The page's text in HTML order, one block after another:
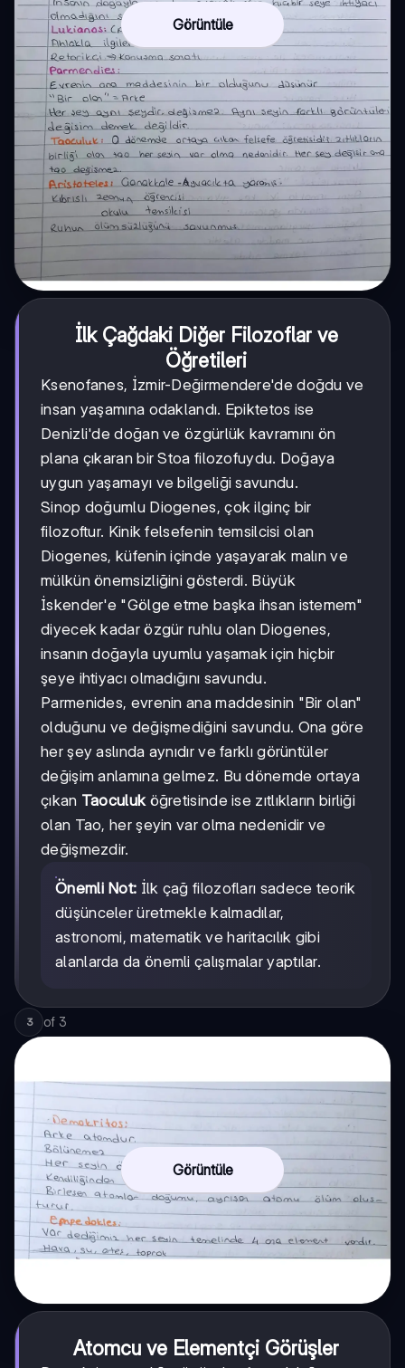
Görüntüle
İlk Çağdaki Diğer Filozoflar ve
Öğretileri
Ksenofanes, İzmir-Değirmendere'de doğdu ve
insan yaşamına odaklandı. Epiktetos ise
Denizli'de doğan ve özgürlük kavramını ön
plana çıkaran bir Stoa filozofuydu. Doğaya
uygun yaşamayı ve bilgeliği savundu.
Sinop doğumlu Diogenes, çok ilginç bir
filozoftur. Kinik felsefenin temsilcisi olan
Diogenes, küfenin içinde yaşayarak malın ve
mülkün önemsizliğini gösterdi. Büyük
İskender'e "Gölge etme başka ihsan istemem"
diyecek kadar özgür ruhlu olan Diogenes,
insanın doğayla uyumlu yaşamak için hiçbir
şeye ihtiyacı olmadığını savundu.
Parmenides, evrenin ana maddesinin "Bir olan"
olduğunu ve değişmediğini savundu. Ona göre
her şey aslında aynıdır ve farklı görüntüler
değişim anlamına gelmez. Bu dönemde ortaya
çıkan Taoculuköğretisinde ise zıtlıkların birliği
olan Tao, her şeyin var olma nedenidir ve
değişmezdir.
Önemli Not: İlk çağ filozofları sadece teorik
düşünceler üretmekle kalmadılar,
astronomi, matematik ve haritacılık gibi
alanlarda da önemli çalışmalar yaptılar.
3 of 3
Görüntüle
Atomcu ve Elementçi Görüşler